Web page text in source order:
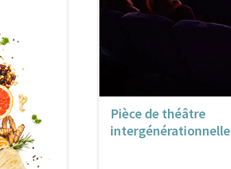
Pièce de théâtre
intergénérationnelle